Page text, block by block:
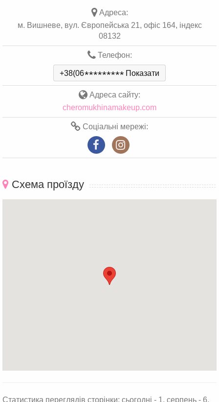
Адреса:
м. Вишневе, вул. Європейська 21, офіс 164, індекс
08132
Телефон:
+38(06********* Показати
Адреса сайту:
cheromukhinamakeup.com
Соціальні мережі:
Схема проїзду
Статистика переглядів сторінки: сьогодні - 1, серпень - 6,